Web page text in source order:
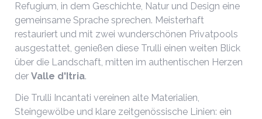
Refugium, in dem Geschichte, Natur und Design eine
gemeinsame Sprache sprechen. Meisterhaft
restauriert und mit zwei wunderschönen Privatpools
ausgestattet, genießen diese Trulli einen weiten Blick
über die Landschaft, mitten im authentischen Herzen
der Valle d'Itria.
Die Trulli Incantati vereinen alte Materialien,
Steingewölbe und klare zeitgenössische Linien: ein